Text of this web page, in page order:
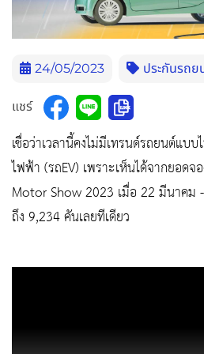
24/05/2023 ประกันรถย
แชร์
เชื่อว่าเวลานี้คงไม่มีเทรนด์รถยนต์แบ
ไฟฟ้า (รถEV) เพราะเห็นได้จากยอด
Motor Show 2023 เมื่อ 22 มีนาค
ถึง 9,234 คันเลยทีเดียว